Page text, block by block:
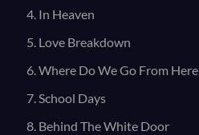
In Heaven
Love Breakdown
Where Do We Go From Here
School Days
Behind The White Door